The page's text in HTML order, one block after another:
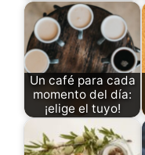
Un café para cada
momento del día:
¡elige el tuyo!